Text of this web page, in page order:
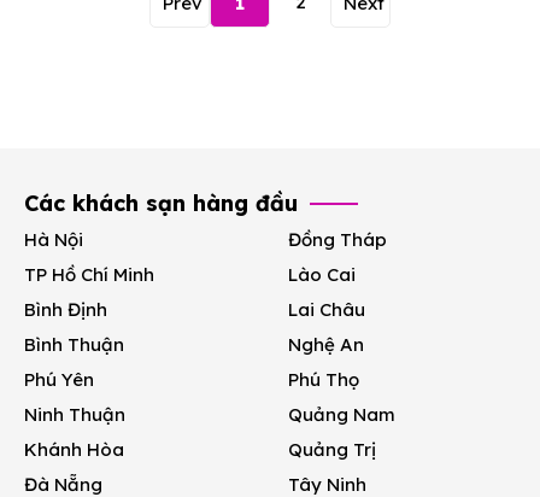
Các khách sạn hàng đầu
Hà Nội
TP Hồ Chí Minh
Bình Định
Bình Thuận
Phú Yên
Ninh Thuận
Khánh Hòa
Đà Nẵng
Đồng Tháp
Lào Cai
Lai Châu
Nghệ An
Phú Thọ
Quảng Nam
Quảng Trị
Tây Ninh